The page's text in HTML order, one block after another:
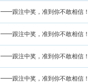
跟注中奖，准到你不敢相信！
跟注中奖，准到你不敢相信！
跟注中奖，准到你不敢相信！
跟注中奖，准到你不敢相信！